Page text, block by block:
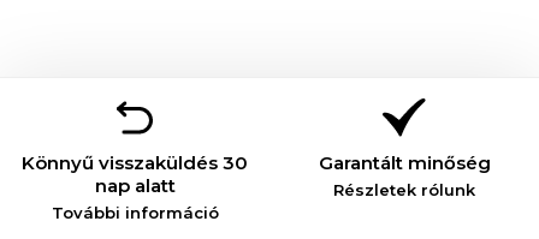
Könnyű visszaküldés 30
nap alatt
További információ
Garantált minőség
Részletek rólunk